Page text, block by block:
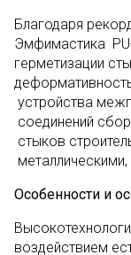
Благодаря
Эмфимастика
герметизации
устройства
соединений
стыков
Особенности и
воздействием